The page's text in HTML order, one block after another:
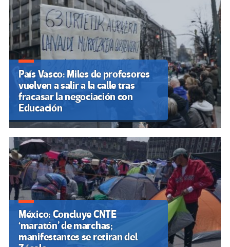
País Vasco: Miles de profesores
vuelven a salir a la calle tras
fracasar la negociación con
Educación
México: Concluye CNTE
‘maratón’ de marchas;
manifestantes se retiran del